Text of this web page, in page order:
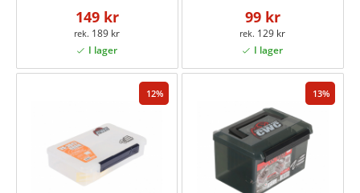
149 kr
189 kr
99 kr
129 kr
12 13